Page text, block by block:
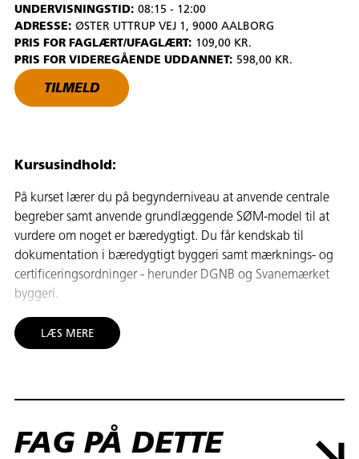
UNDERVISNINGSTID: 08:15 - 12:00
ADRESSE: ØSTER UTTRUP VEJ 1, 9000 AALBORG
PRIS FOR FAGLÆRT/UFAGLÆRT: 109,00 KR.
PRIS FOR VIDEREGÅENDE UDDANNET: 598,00 KR.
TILMELD
Kursusindhold:
På kurset lærer du på begynderniveau at anvende centrale
begreber samt anvende grundlæggende SØM-model til at
vurdere om noget er bæredygtigt. Du får kendskab til
dokumentation i bæredygtigt byggeri samt mærknings- og
certificeringsordninger - herunder DGNB og Svanemærket
byggeri.
Målgruppe:
Deltageren kan på begynderniveau anvende:
LÆS MERE
FAG PÅ DETTE